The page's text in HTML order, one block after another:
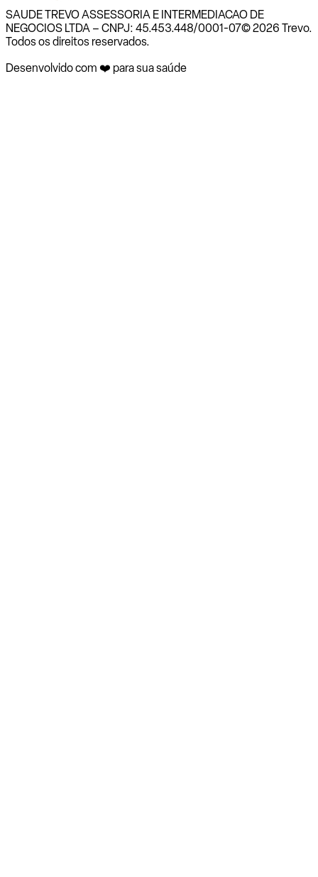
SAUDE TREVO ASSESSORIA E INTERMEDIACAO DE
NEGOCIOS LTDA – CNPJ: 45.453.448/0001-07© 2026 Trevo.
Todos os direitos reservados.
Desenvolvido com ❤️ para sua saúde